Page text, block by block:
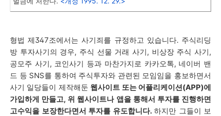
형법 제347조에서는 사기죄를 규정하고 있습니다. 주식리딩
방 투자사기의 경우, 주식 선물 거래 사기, 비상장 주식 사기,
공모주 사기, 코인사기 등과 마찬가지로 카카오톡, 네이버 밴
드 등 SNS를 통하여 주식투자와 관련된 모임임을 홍보하면서
사기 일당들이 제작해둔 웹사이트 또는 어플리케이션(APP)에
가입하게 만들고, 위 웹사이트나 앱을 통해서 투자를 진행하면
고수익을 보장한다면서 투자를 유도합니다. 하지만 그들이 보